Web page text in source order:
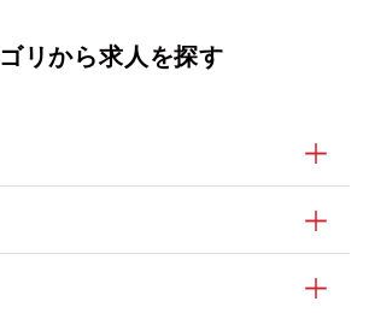
リから求人を探す